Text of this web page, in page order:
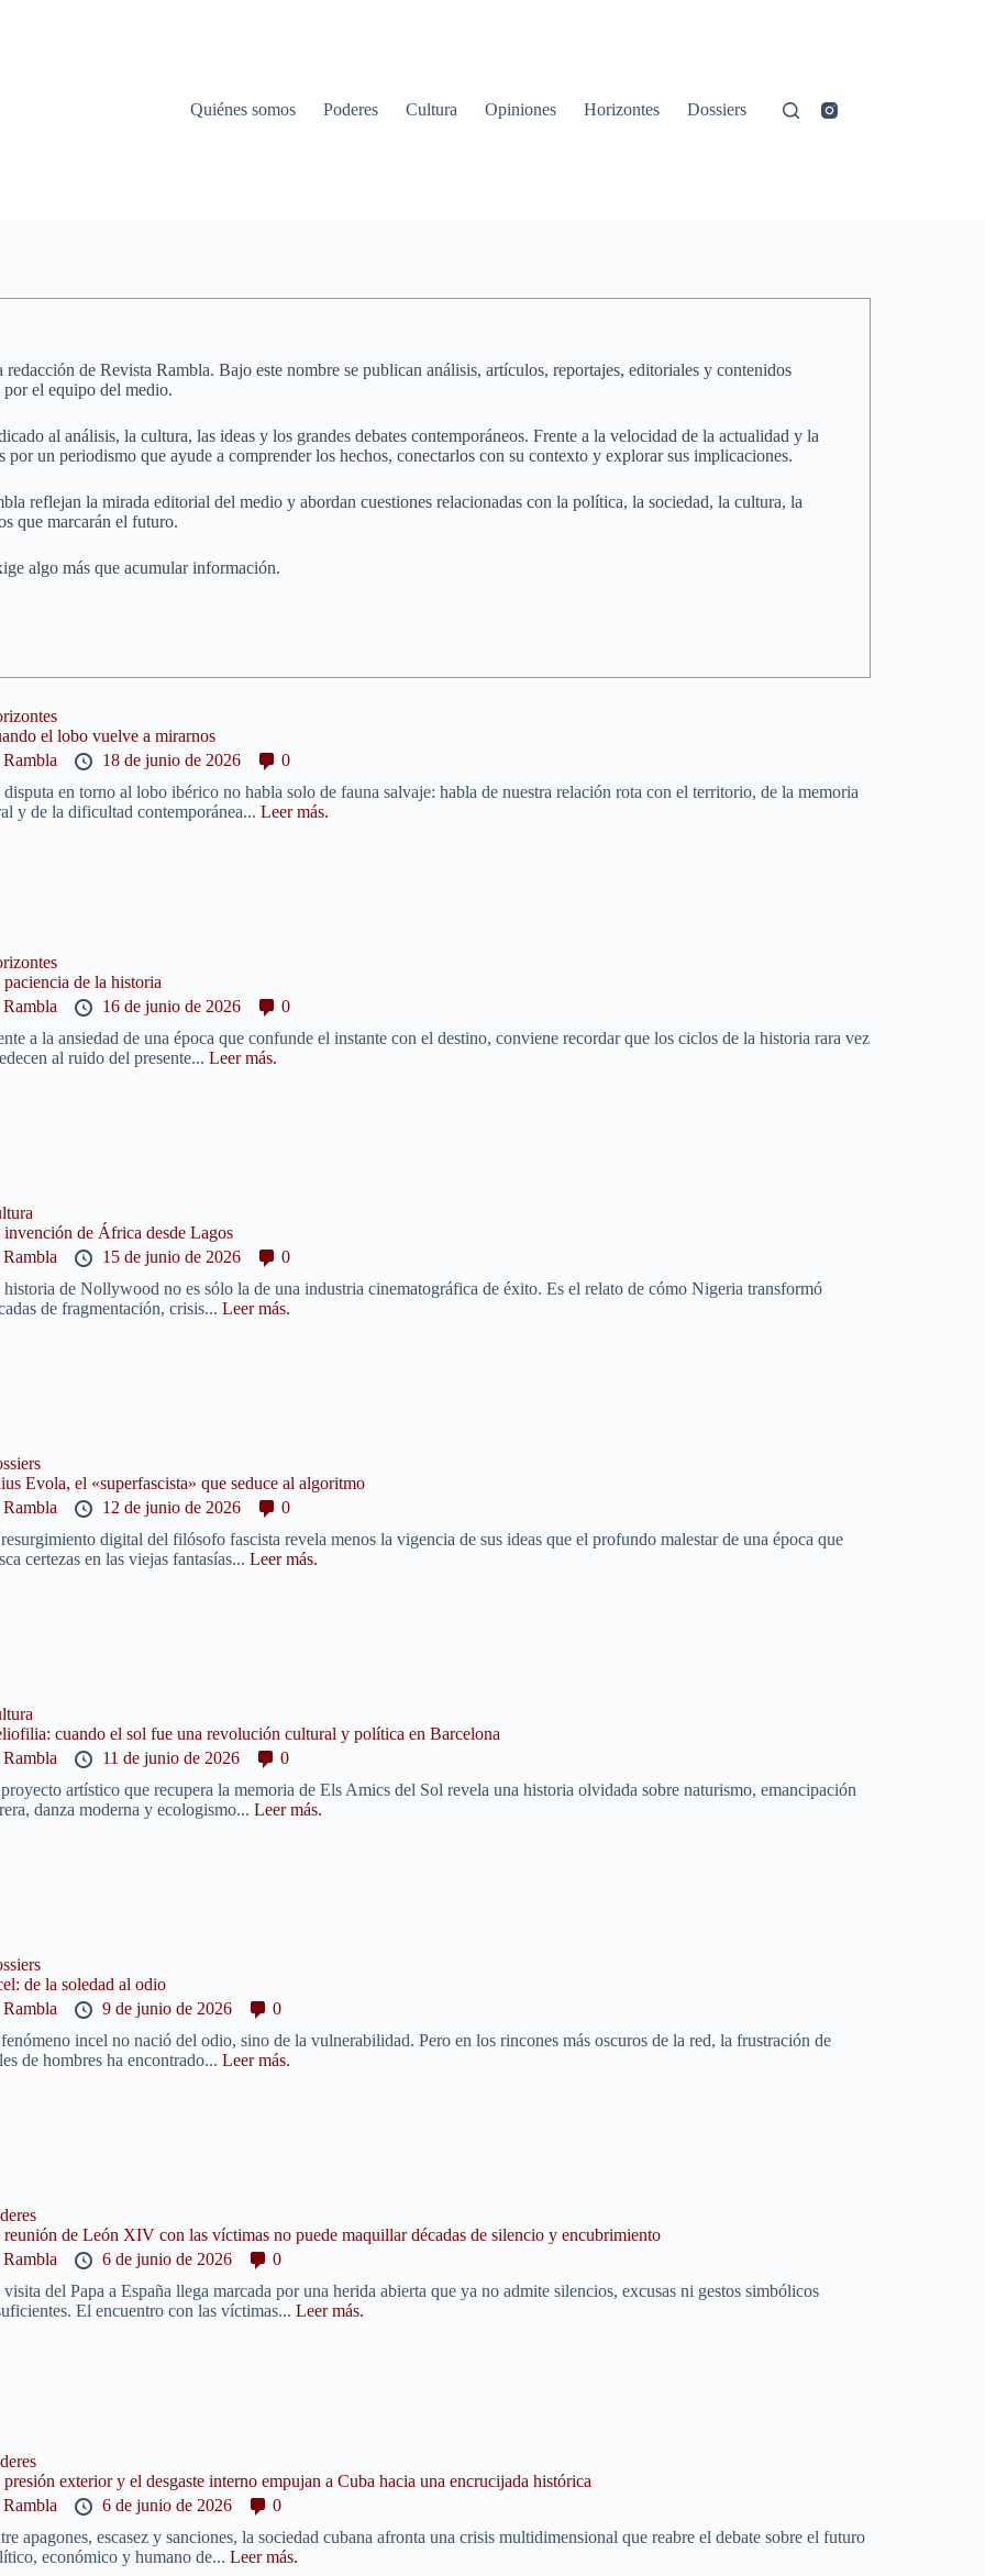
Quiénes somos Poderes Cultura Opiniones Horizontes Dossiers
de Revista Rambla. Bajo este nombre se publican análisis, artículos, reportajes, editoriales y contenidos
el equipo del medio.
al análisis, la cultura, las ideas y los grandes debates contemporáneos. Frente a la velocidad de la actualidad y la
por un periodismo que ayude a comprender los hechos, conectarlos con su contexto y explorar sus implicaciones.
reflejan la mirada editorial del medio y abordan cuestiones relacionadas con la política, la sociedad, la cultura, la
que marcarán el futuro.
algo más que acumular información.
el lobo vuelve a mirarnos
Rambla 18 de junio de 2026
0
en torno al lobo ibérico no habla solo de fauna salvaje: habla de nuestra relación rota con el territorio, de la memoria
y de la dificultad contemporánea... Leer más.
de la historia
Rambla 16 de junio de 2026
0
a la ansiedad de una época que confunde el instante con el destino, conviene recordar que los ciclos de la historia rara vez
al ruido del presente... Leer más.
invención de África desde Lagos
Rambla 15 de junio de 2026
0
de Nollywood no es sólo la de una industria cinematográfica de éxito. Es el relato de cómo Nigeria transformó
de fragmentación, crisis... Leer más.
Evola, el «superfascista» que seduce al algoritmo
Rambla 12 de junio de 2026
0
digital del filósofo fascista revela menos la vigencia de sus ideas que el profundo malestar de una época que
certezas en las viejas fantasías... Leer más.
cuando el sol fue una revolución cultural y política en Barcelona
Rambla 11 de junio de 2026
0
artístico que recupera la memoria de Els Amics del Sol revela una historia olvidada sobre naturismo, emancipación
danza moderna y ecologismo... Leer más.
de la soledad al odio
Rambla 9 de junio de 2026
0
incel no nació del odio, sino de la vulnerabilidad. Pero en los rincones más oscuros de la red, la frustración de
de hombres ha encontrado... Leer más.
reunión de León XIV con las víctimas no puede maquillar décadas de silencio y encubrimiento
Rambla 6 de junio de 2026
0
del Papa a España llega marcada por una herida abierta que ya no admite silencios, excusas ni gestos simbólicos
El encuentro con las víctimas... Leer más.
exterior y el desgaste interno empujan a Cuba hacia una encrucijada histórica
Rambla 6 de junio de 2026
0
apagones, escasez y sanciones, la sociedad cubana afronta una crisis multidimensional que reabre el debate sobre el futuro
económico y humano de... Leer más.